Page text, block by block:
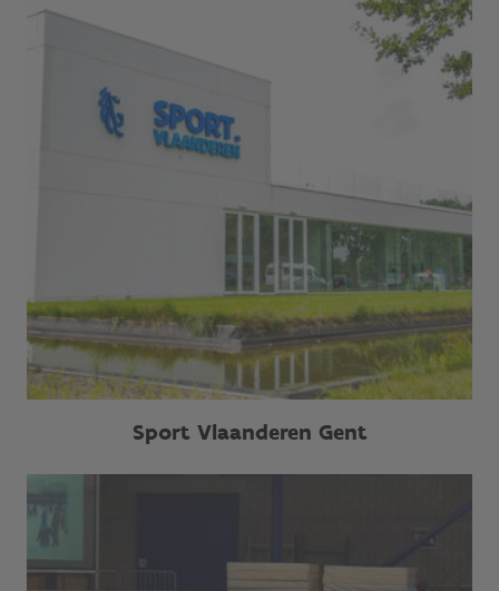
Sport Vlaanderen Gent